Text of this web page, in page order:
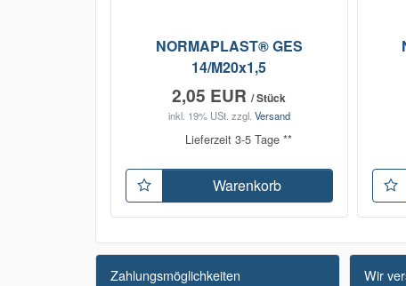
NORMAPLAST® GES
14/M20x1,5
2,05 EUR/ Stück
inkl. 19% USt. zzgl. Versand
Lieferzeit 3-5 Tage **
Warenkorb
Zahlungsmöglichkeiten Wir